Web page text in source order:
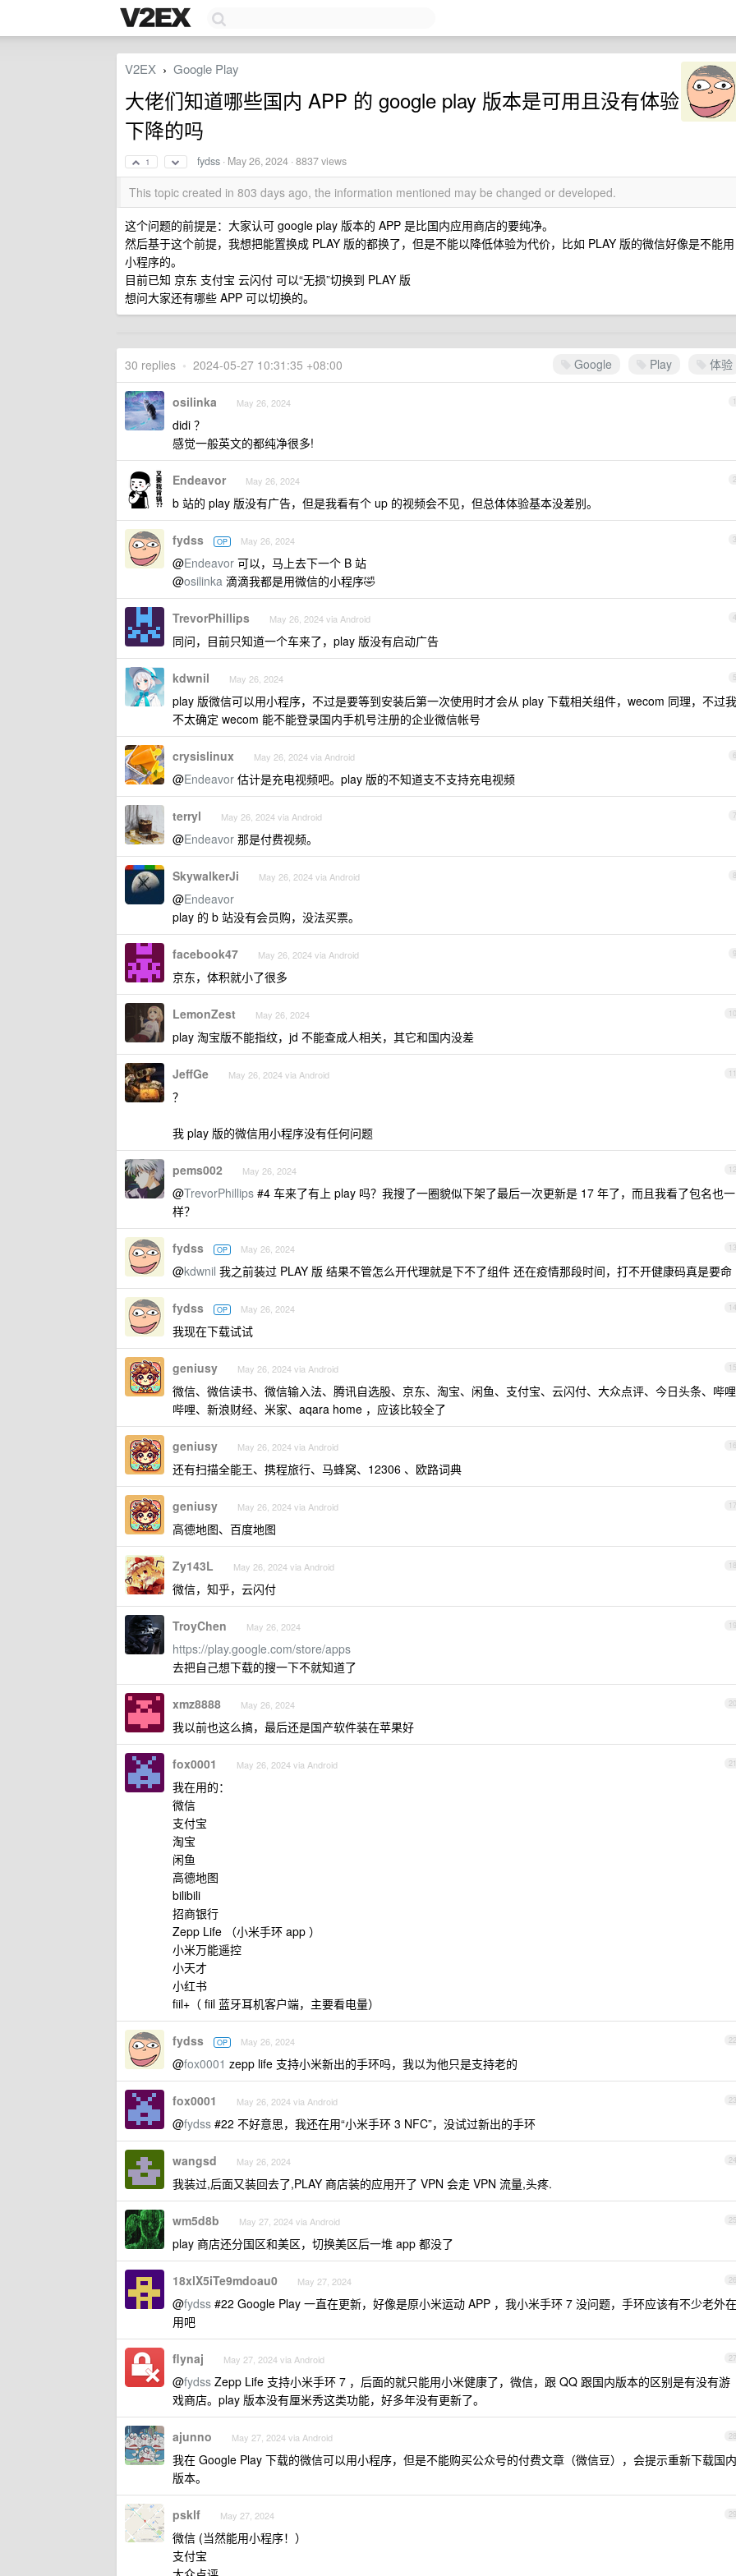
V2EX › Google Play
大佬们知道哪些国内 APP 的 google play 版本是可用且没有体验
下降的吗
1 fydss · May 26, 2024 · 8837 views
This topic created in 803 days ago, the information mentioned may be changed or developed.
这个问题的前提是：大家认可 google play 版本的 APP 是比国内应用商店的要纯净。
然后基于这个前提，我想把能置换成 PLAY 版的都换了，但是不能以降低体验为代价，比如 PLAY 版的微信好像是不能用
小程序的。
目前已知 京东 支付宝 云闪付 可以“无损”切换到 PLAY 版
想问大家还有哪些 APP 可以切换的。
Google Play 体验
30 replies • 2024-05-27 10:31:35 +08:00
1
osilinka May 26, 2024
didi ？
感觉一般英文的都纯净很多!
2
Endeavor May 26, 2024
b 站的 play 版没有广告，但是我看有个 up 的视频会不见，但总体体验基本没差别。
3
fydss OP May 26, 2024
@Endeavor 可以，马上去下一个 B 站
@osilinka 滴滴我都是用微信的小程序🤣
4
TrevorPhillips May 26, 2024 via Android
同问，目前只知道一个车来了，play 版没有启动广告
5
kdwnil May 26, 2024
play 版微信可以用小程序，不过是要等到安装后第一次使用时才会从 play 下载相关组件，wecom 同理，不过我
不太确定 wecom 能不能登录国内手机号注册的企业微信帐号
6
crysislinux May 26, 2024 via Android
@Endeavor 估计是充电视频吧。play 版的不知道支不支持充电视频
7
terryl May 26, 2024 via Android
@Endeavor 那是付费视频。
8
SkywalkerJi May 26, 2024 via Android
@Endeavor
play 的 b 站没有会员购，没法买票。
9
facebook47 May 26, 2024 via Android
京东，体积就小了很多
10
LemonZest May 26, 2024
play 淘宝版不能指纹，jd 不能查成人相关，其它和国内没差
11
JeffGe May 26, 2024 via Android
？
我 play 版的微信用小程序没有任何问题
12
pems002 May 26, 2024
@TrevorPhillips #4 车来了有上 play 吗？我搜了一圈貌似下架了最后一次更新是 17 年了，而且我看了包名也一
样？
13
fydss OP May 26, 2024
@kdwnil 我之前装过 PLAY 版 结果不管怎么开代理就是下不了组件 还在疫情那段时间，打不开健康码真是要命
14
fydss OP May 26, 2024
我现在下载试试
15
geniusy May 26, 2024 via Android
微信、微信读书、微信输入法、腾讯自选股、京东、淘宝、闲鱼、支付宝、云闪付、大众点评、今日头条、哔哩
哔哩、新浪财经、米家、aqara home ，应该比较全了
16
geniusy May 26, 2024 via Android
还有扫描全能王、携程旅行、马蜂窝、12306 、欧路词典
17
geniusy May 26, 2024 via Android
高德地图、百度地图
18
Zy143L May 26, 2024 via Android
微信，知乎，云闪付
19
TroyChen May 26, 2024
https://play.google.com/store/apps
去把自己想下载的搜一下不就知道了
20
xmz8888 May 26, 2024
我以前也这么搞，最后还是国产软件装在苹果好
21
fox0001 May 26, 2024 via Android
我在用的：
微信
支付宝
淘宝
闲鱼
高德地图
bilibili
招商银行
Zepp Life （小米手环 app ）
小米万能遥控
小天才
小红书
fiil+（ fiil 蓝牙耳机客户端，主要看电量）
22
fydss OP May 26, 2024
@fox0001 zepp life 支持小米新出的手环吗，我以为他只是支持老的
23
fox0001 May 26, 2024 via Android
@fydss #22 不好意思，我还在用“小米手环 3 NFC”，没试过新出的手环
24
wangsd May 26, 2024
我装过,后面又装回去了,PLAY 商店装的应用开了 VPN 会走 VPN 流量,头疼.
25
wm5d8b May 27, 2024 via Android
play 商店还分国区和美区，切换美区后一堆 app 都没了
26
18xlX5iTe9mdoau0 May 27, 2024
@fydss #22 Google Play 一直在更新，好像是原小米运动 APP ，我小米手环 7 没问题，手环应该有不少老外在
用吧
27
flynaj May 27, 2024 via Android
@fydss Zepp Life 支持小米手环 7 ，后面的就只能用小米健康了，微信，跟 QQ 跟国内版本的区别是有没有游
戏商店。play 版本没有厘米秀这类功能，好多年没有更新了。
28
ajunno May 27, 2024 via Android
我在 Google Play 下载的微信可以用小程序，但是不能购买公众号的付费文章（微信豆），会提示重新下载国内
版本。
29
psklf May 27, 2024
微信 (当然能用小程序！）
支付宝